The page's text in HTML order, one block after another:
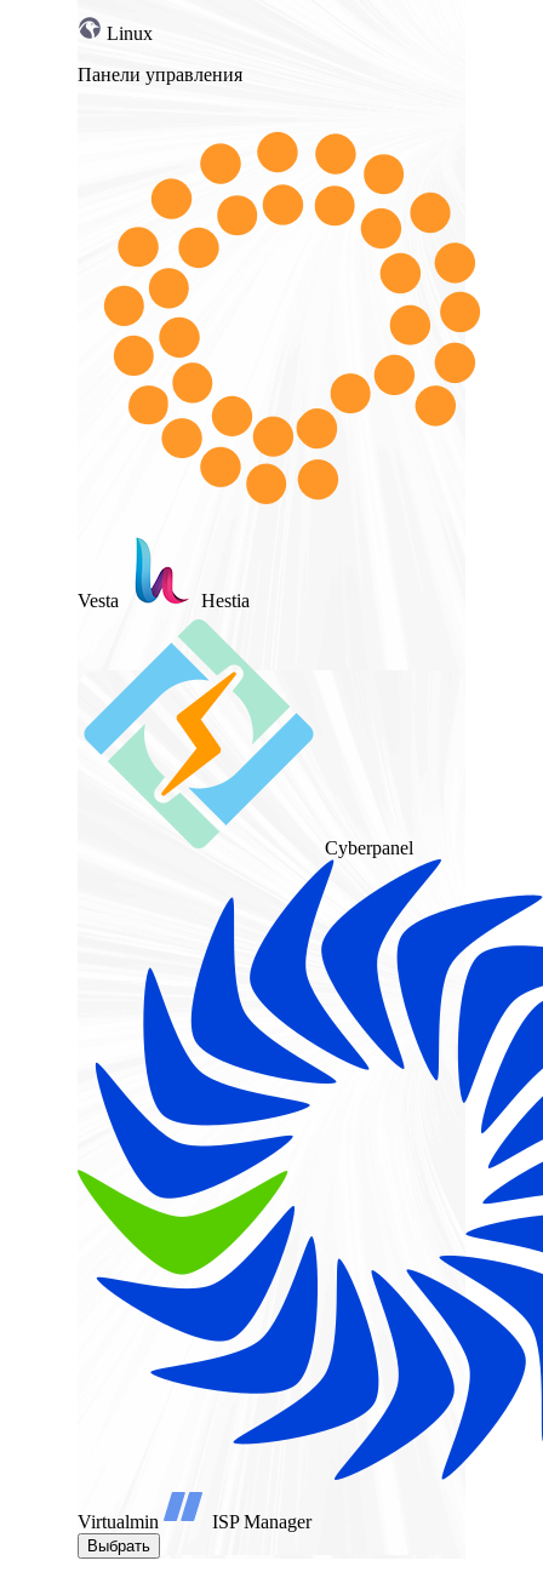
Linux
Панели управления
Vesta Hestia
Cyberpanel
Virtualmin ISP Manager
Выбрать